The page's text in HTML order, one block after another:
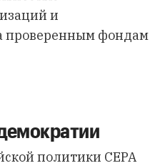
и
проверенным фондам
политики CEPA